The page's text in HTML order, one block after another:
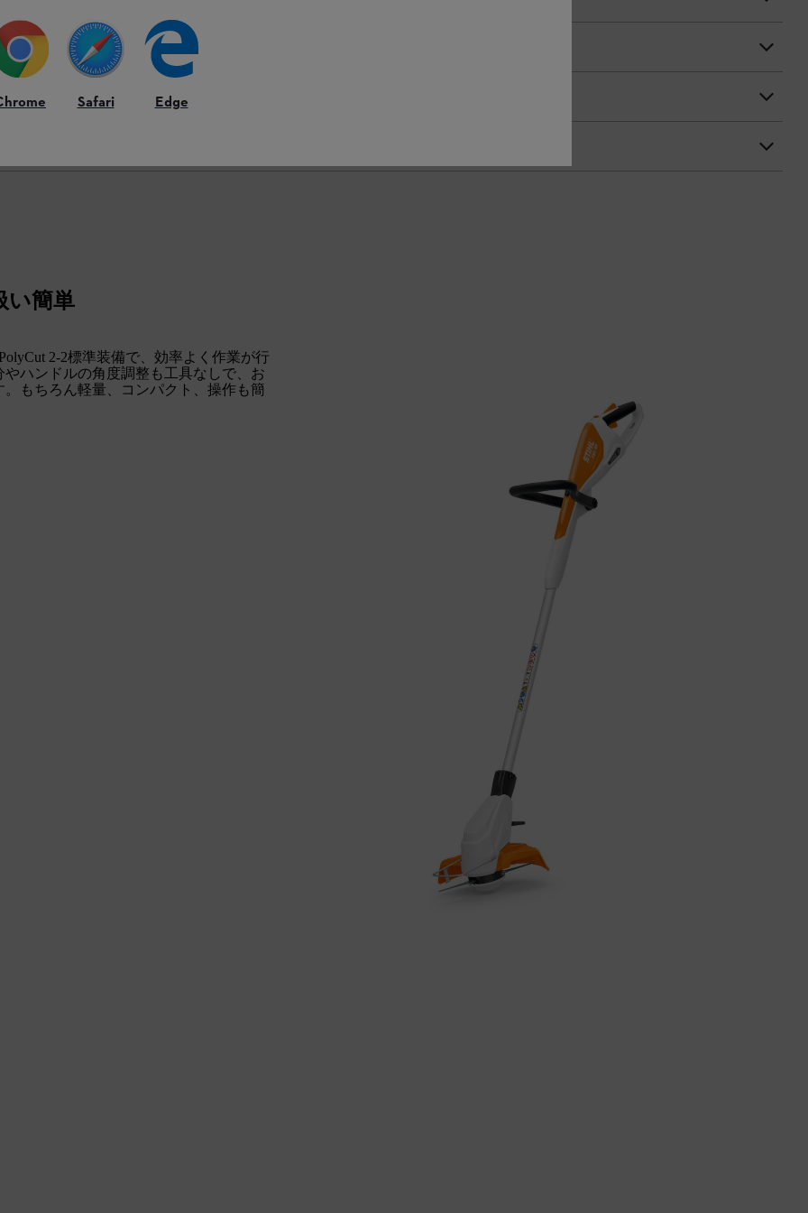
い簡単
2-2標準装備で、効率よく作業が行
ハンドルの角度調整も工具なしで、お
もちろん軽量、コンパクト、操作も簡
Safari Edge